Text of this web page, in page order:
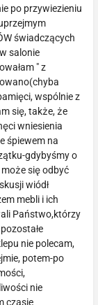
po przywiezieniu
świadczących
salonie
" z
wspólnie z
się, także, że
wniesienia
śpiewem na
gdybyśmy o
się odbyć
wiódł
mebli i ich
Państwo,którzy
nie polecam,
potem-po
nie
czasie